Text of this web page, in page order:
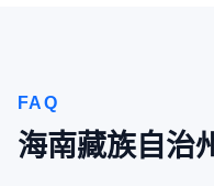
FAQ
海南藏族自治